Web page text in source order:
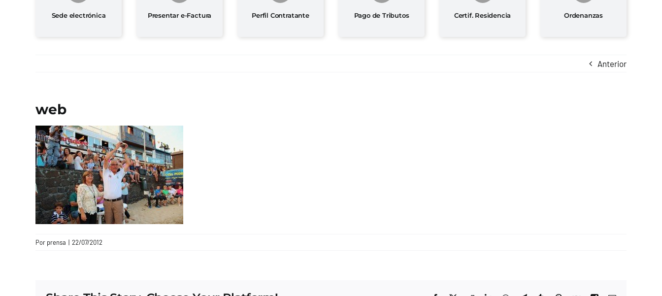
Sede electrónica Presentar e-Factura Perfil Contratante Pago de Tributos Certif. Residencia Ordenanzas
Anterior
web
Por prensa | 22/07/2012